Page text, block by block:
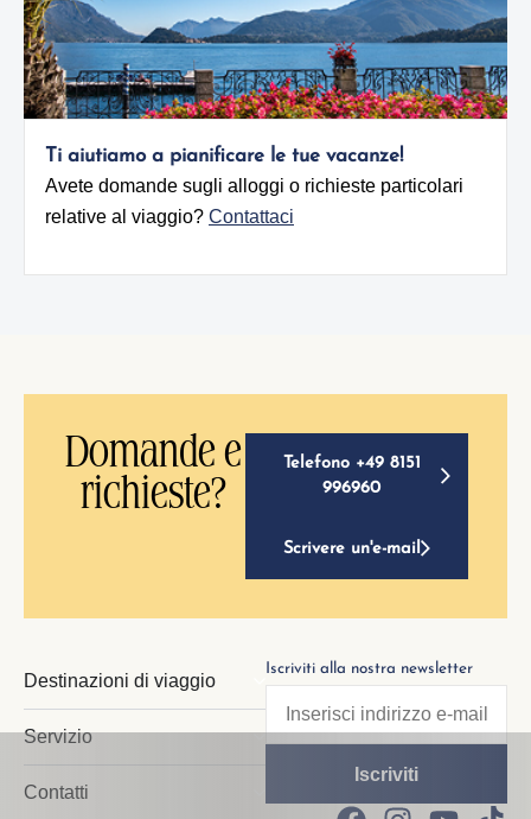
Ti aiutiamo a pianificare le tue vacanze!
Avete domande sugli alloggi o richieste particolari
relative al viaggio? Contattaci
Domande e
richieste?
Telefono +49 8151
996960
Scrivere un'e-mail
Destinazioni di viaggio
Servizio
Contatti
Iscriviti alla nostra newsletter